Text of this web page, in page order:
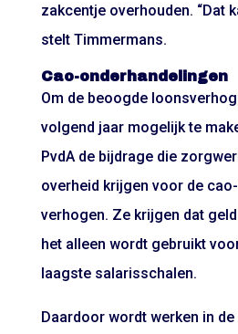
zakcentje overhouden. “Dat
stelt Timmermans.
Cao-onderhandelingen
Om de beoogde
volgend jaar mogelijk te
PvdA de bijdrage die
overheid krijgen voor de
verhogen. Ze krijgen dat
het alleen wordt gebruikt
laagste salarisschalen.
Daardoor wordt werken in